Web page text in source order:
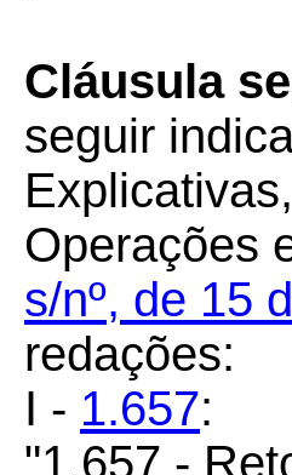
Cláusula
seguir
Operações
s/nº, de 15
redações:
I - 1.657:
"1.657 -